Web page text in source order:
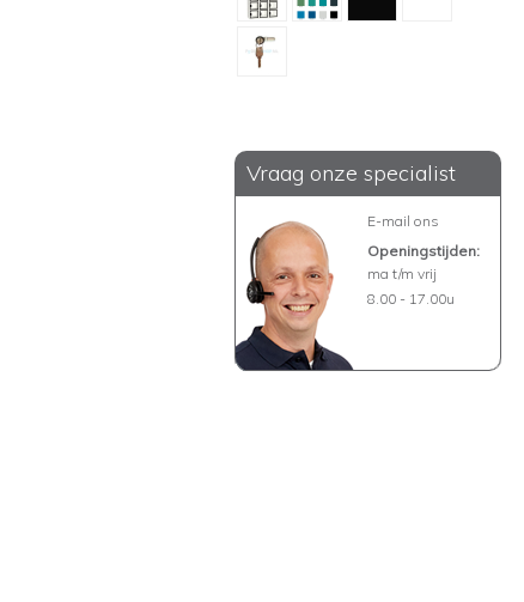
Vraag onze specialist
E-mail ons
Openingstijden:
ma t/m vrij
8.00 - 17.00u